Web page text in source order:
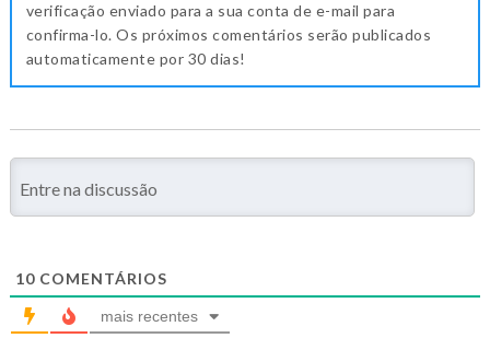
verificação enviado para a sua conta de e-mail para
confirma-lo. Os próximos comentários serão publicados
automaticamente por 30 dias!
10 COMENTÁRIOS
mais recentes